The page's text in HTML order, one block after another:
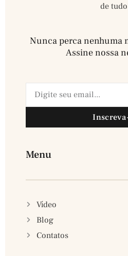
de
Nunca perca nenhuma
Assine nossa
Menu
Vídeo
Blog
Contatos